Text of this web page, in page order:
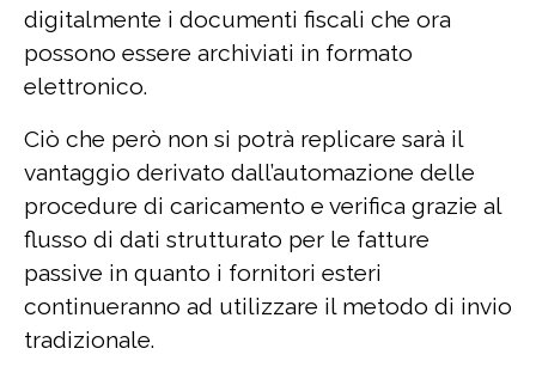
digitalmente i documenti fiscali che ora
possono essere archiviati in formato
elettronico.
Ciò che però non si potrà replicare sarà il
vantaggio derivato dall’automazione delle
procedure di caricamento e verifica grazie al
flusso di dati strutturato per le fatture
passive in quanto i fornitori esteri
continueranno ad utilizzare il metodo di invio
tradizionale.